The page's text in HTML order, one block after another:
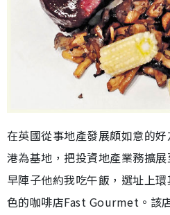
在英國從事地產發展頗如意的
港為基地，把投資地產業務擴
早陣子他約我吃午飯，選址上
色的咖啡店Fast Gourmet。該